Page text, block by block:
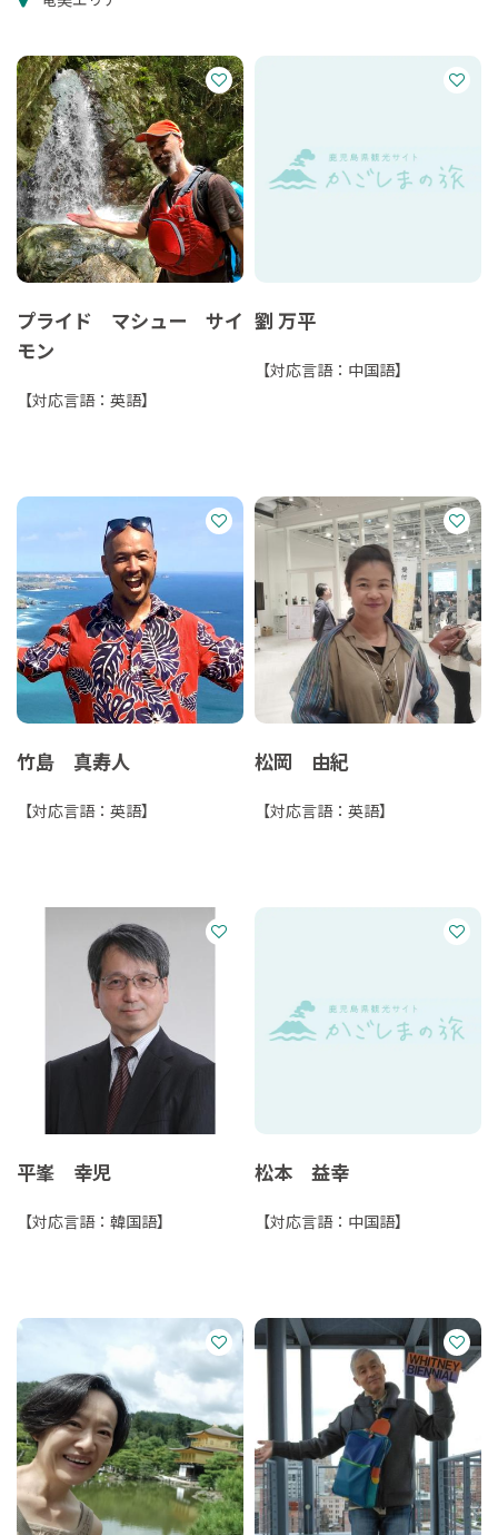
プライド マシュー サイ
モン
【対応言語：英語】
劉 万平
【対応言語：中国語】
竹島 真寿人
【対応言語：英語】
松岡 由紀
【対応言語：英語】
平峯 幸児
【対応言語：韓国語】
松本 益幸
【対応言語：中国語】